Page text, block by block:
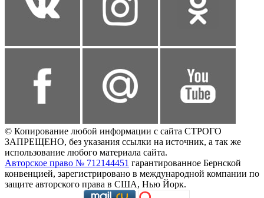
© Копирование любой информации с сайта СТРОГО
ЗАПРЕЩЕНО, без указания ссылки на источник, а так же
использование любого материала сайта.
Авторское право № 712144451 гарантированное Бернской
конвенцией, зарегистрировано в международной компании по
защите авторского права в США, Нью Йорк.